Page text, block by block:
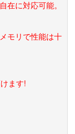
在に対応可能。
モリで性能は十
ます!